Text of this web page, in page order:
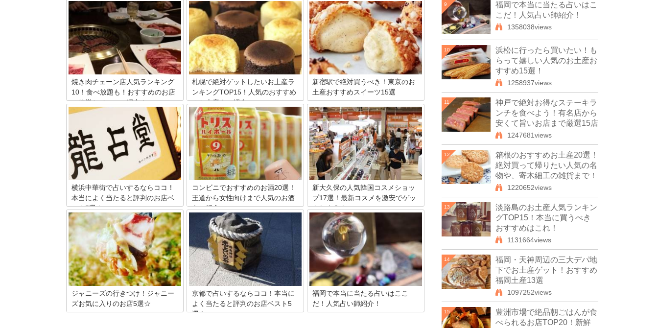
焼き肉チェーン店人気ランキング
10！食べ放題も！おすすめのお店
の特徴とメニュー紹介！
焼肉チェーン店は、全国各地に数多くあ
ります。それぞれのお店には個性があり
ます。食べ放題もしくはコースの焼き肉
を出しているお店が多く、ランチタイム
にお得なメニューを出しているお店も多
いでしょう。おいしい焼肉が食べられる
焼肉チェーン店を10カ所厳選し、分かり
やすいランキング形式でご紹介いたしま
す。
札幌で絶対ゲットしたいお土産ラ
ンキングTOP15！人気のおすすめ
のお土産をご紹介
北海道は美味しい食べ物が豊富に揃って
います。札幌は北海道一大きい都市。観
光地としても人気が高く、お土産屋さん
も多数あります。実際に行くと何を買え
ばいいのか悩んでしまうことも…。今回
はスイーツからお酒まで、地元の知る人
のみぞ知る、札幌で買える最新お土産情
報をご紹介します。
新宿駅で絶対買うべき！東京のお
土産おすすめスイーツ15選
新宿駅といえば日本一利用者の多い駅で
す。当然そんな駅の中に、お土産屋さん
は数知れず。その中でも駅周辺で買うこ
とができる特におすすめなお土産屋さん
を15店舗ご紹介します。東京土産の参考
にしていただければと思います。
横浜中華街で占いするならココ！
本当によく当たると評判のお店ベ
スト5選！
一年中多くの人で賑わう横浜中華街には
たくさんの占いの館があります。中華圏
では古くから占いや風水が生活に根付い
ているというだけあって、やっぱりここ
は激戦区！「占いに興味はあるけれど、
どこに行ったらいいのかわからない」と
いう人のために、人気の占いの館5店を
ピックアップしてご紹介します！
コンビニでおすすめのお酒20選！
王道から女性向けまで人気のお酒
をご紹介
便利なコンビニでは、ビール・ワイン・
ウイスキー・チューハイなど、様々な種
類のお酒が販売されています。ラインア
ップが豊富なので、新発売のものや自分
のお気に入りのお酒を見つけやすいのも
コンビニの良さ。そこで今回は、コンビ
ニで販売されているお酒の中からおすす
めの商品をランキング形式でご紹介して
いきます。
新大久保の人気韓国コスメショッ
プ17選！最新コスメを激安でゲッ
トしよう！
日本国内でも韓流文化の根強い町・新大
久保。その中には韓流コスメショップが
多いのも有名です。安くて種類も豊富な
韓流コスメは日本人にも大人気。今回は
そんな新大久保の人気韓国コスメショッ
プを17店厳選紹介します。
ジャニーズの行きつけ！ジャニー
ズお気に入りのお店5選☆
京都で占いするならココ！本当に
よく当たると評判のお店ベスト5
選！
福岡で本当に当たる占いはここ
だ！人気占い師紹介！
9
福岡で本当に当たる占いはこ
こだ！人気占い師紹介！
1358038views
10
浜松に行ったら買いたい！も
らって嬉しい人気のお土産お
すすめ15選！
1258937views
11
神戸で絶対お得なステーキラ
ンチを食べよう！有名店から
安くて旨いお店まで厳選15店
1247681views
12
箱根のおすすめお土産20選！
絶対買って帰りたい人気の名
物や、寄木細工の雑貨まで！
1220652views
13
淡路島のお土産人気ランキン
グTOP15！本当に買うべき
おすすめはこれ！
1131664views
14
福岡・天神周辺の三大デパ地
下でお土産ゲット！おすすめ
福岡土産13選
1097252views
15
豊洲市場で絶品朝ごはんが食
べられるお店TOP20！新鮮